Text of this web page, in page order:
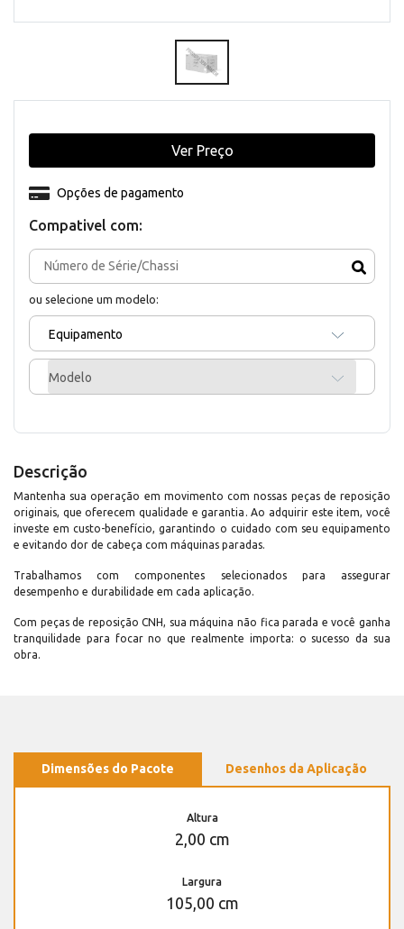
Compativel com:
ou selecione um modelo:
Equipamento
Modelo
Opções de pagamento
Ver Preço
Descrição
Mantenha sua operação em movimento com nossas peças de reposição
originais, que oferecem qualidade e garantia. Ao adquirir este item, você
investe em custo-benefício, garantindo o cuidado com seu equipamento
e evitando dor de cabeça com máquinas paradas.
Trabalhamos com componentes selecionados para assegurar
desempenho e durabilidade em cada aplicação.
Com peças de reposição CNH, sua máquina não fica parada e você ganha
tranquilidade para focar no que realmente importa: o sucesso da sua
obra.
Dimensões do Pacote Desenhos da Aplicação
Altura
2,00 cm
Largura
105,00 cm